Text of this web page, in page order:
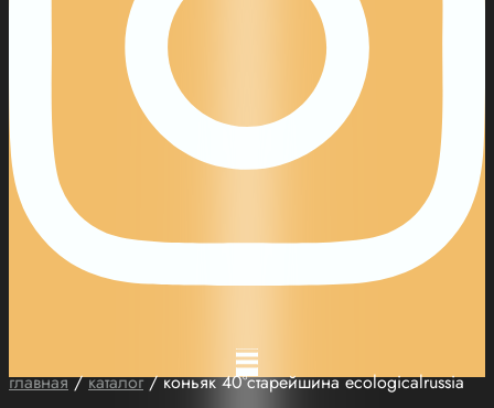
главная/каталог/ коньяк 40°старейшина ecologicalrussia